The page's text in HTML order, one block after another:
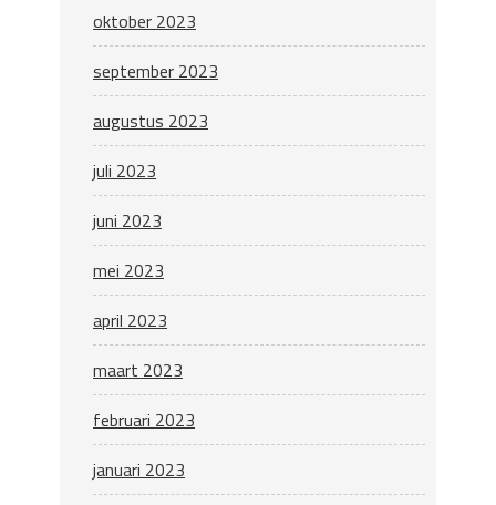
oktober 2023
september 2023
augustus 2023
juli 2023
juni 2023
mei 2023
april 2023
maart 2023
februari 2023
januari 2023